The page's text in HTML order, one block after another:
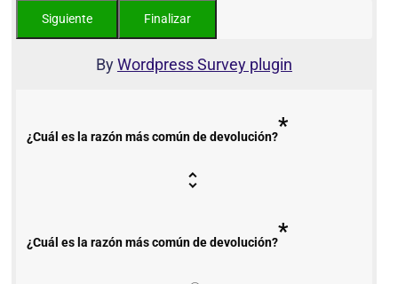
ByWordpress Survey plugin
¿Cuál es la razón más común de devolución?*
¿Cuál es la razón más común de devolución?*